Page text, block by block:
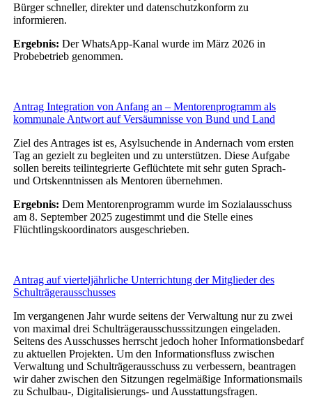
Bürger schneller, direkter und datenschutzkonform zu
informieren.
Ergebnis: Der WhatsApp-Kanal wurde im März 2026 in
Probebetrieb genommen.
Antrag Integration von Anfang an – Mentorenprogramm als
kommunale Antwort auf Versäumnisse von Bund und Land
Ziel des Antrages ist es, Asylsuchende in Andernach vom ersten
Tag an gezielt zu begleiten und zu unterstützen. Diese Aufgabe
sollen bereits teilintegrierte Geflüchtete mit sehr guten Sprach-
und Ortskenntnissen als Mentoren übernehmen.
Ergebnis: Dem Mentorenprogramm wurde im Sozialausschuss
am 8. September 2025 zugestimmt und die Stelle eines
Flüchtlingskoordinators ausgeschrieben.
Antrag auf vierteljährliche Unterrichtung der Mitglieder des
Schulträgerausschusses
Im vergangenen Jahr wurde seitens der Verwaltung nur zu zwei
von maximal drei Schulträgerausschusssitzungen eingeladen.
Seitens des Ausschusses herrscht jedoch hoher Informationsbedarf
zu aktuellen Projekten. Um den Informationsfluss zwischen
Verwaltung und Schulträgerausschuss zu verbessern, beantragen
wir daher zwischen den Sitzungen regelmäßige Informationsmails
zu Schulbau-, Digitalisierungs- und Ausstattungsfragen.